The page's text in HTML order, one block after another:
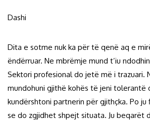
Dashi
Dita e sotme nuk ka për të qenë aq e
ëndërruar. Ne mbrëmje mund t’iu
Sektori profesional do jetë më i trazuari.
mundohuni gjithë kohës të jeni tolerantë
kundërshtoni partnerin për gjithçka. Po
se do zgjidhet shpejt situata. Ju beqarët